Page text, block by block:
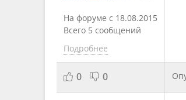
На форуме с 18.08.2015
Всего 5 сообщений
Подробнее
0 0